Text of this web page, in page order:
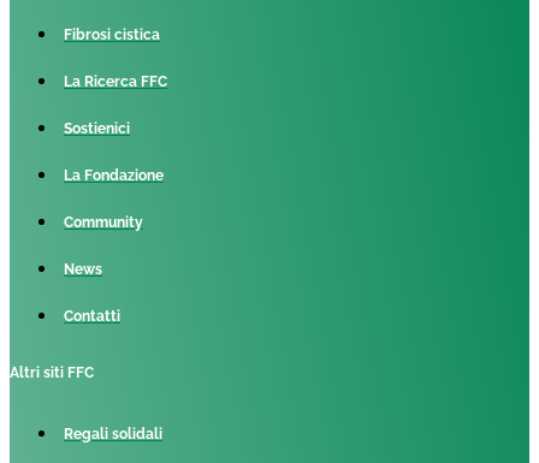
Fibrosi cistica
La Ricerca FFC
Sostienici
La Fondazione
Community
News
Contatti
Altri siti FFC
Regali solidali